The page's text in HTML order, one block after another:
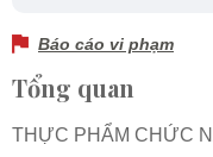
Báo cáo vi phạm
Tổng quan
THỰC PHẨM CHỨC